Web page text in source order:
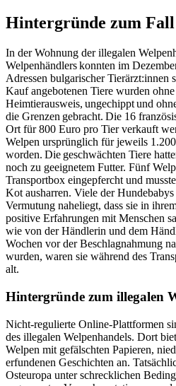
Hintergründe zum Fall
In der Wohnung der illegalen
Welpenhändlers konnten im
Adressen bulgarischer Tierärzt:innen
Kauf angebotenen Tiere wurden
Heimtierausweis, ungechippt und
die Grenzen gebracht. Die 16
Ort für 800 Euro pro Tier verkauft
Welpen ursprünglich für jeweils
worden. Die geschwächten Tiere
noch zu geeignetem Futter. Fünf
Transportbox eingepfercht und
Kot ausharren. Viele der
Vermutung naheliegt, dass sie in
positive Erfahrungen mit Menschen
wie von der Händlerin und dem
Wochen vor der Beschlagnahmung
wurden, waren sie während des
alt.
Hintergründe zum illegalen
Nicht-regulierte Online-Plattformen
des illegalen Welpenhandels. Dort
Welpen mit gefälschten Papieren,
erfundenen Geschichten an.
Osteuropa unter schrecklichen